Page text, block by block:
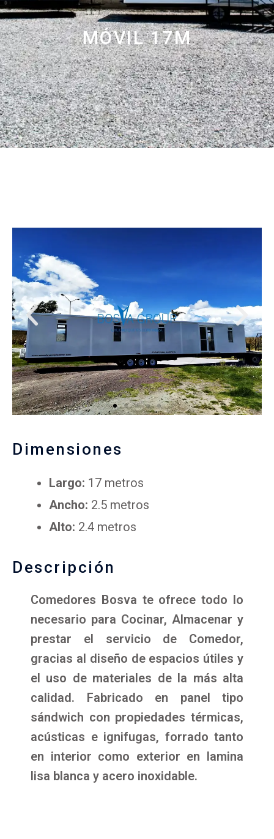
MÓVIL 17M
Dimensiones
Largo: 17 metros
Ancho: 2.5 metros
Alto: 2.4 metros
Descripción
Comedores Bosva te ofrece todo lo
necesario para Cocinar, Almacenar y
prestar el servicio de Comedor,
gracias al diseño de espacios útiles y
el uso de materiales de la más alta
calidad. Fabricado en panel tipo
sándwich con propiedades térmicas,
acústicas e ignifugas, forrado tanto
en interior como exterior en lamina
lisa blanca y acero inoxidable.